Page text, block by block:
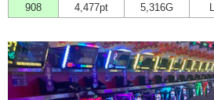
908
4,477pt 5,316G